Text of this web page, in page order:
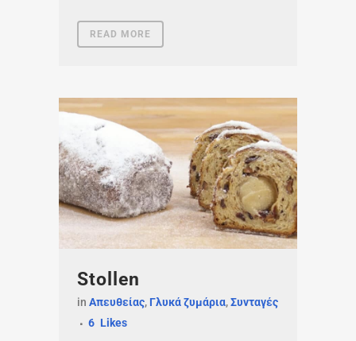
READ MORE
Stollen
in Απευθείας, Γλυκά ζυμάρια,Συνταγές
6 Likes